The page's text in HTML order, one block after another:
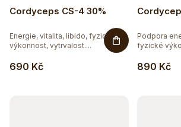
Cordyceps CS-4 30%
690 Kč
Energie, vitalita, libido, fyzická
výkonnost, vytrvalost....
890 Kč
Podpora
fyzické